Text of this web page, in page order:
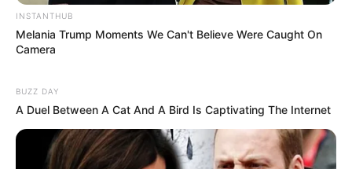
INSTANTHUB
Melania Trump Moments We Can't Believe Were Caught On
Camera
BUZZ DAY
A Duel Between A Cat And A Bird Is Captivating The Internet